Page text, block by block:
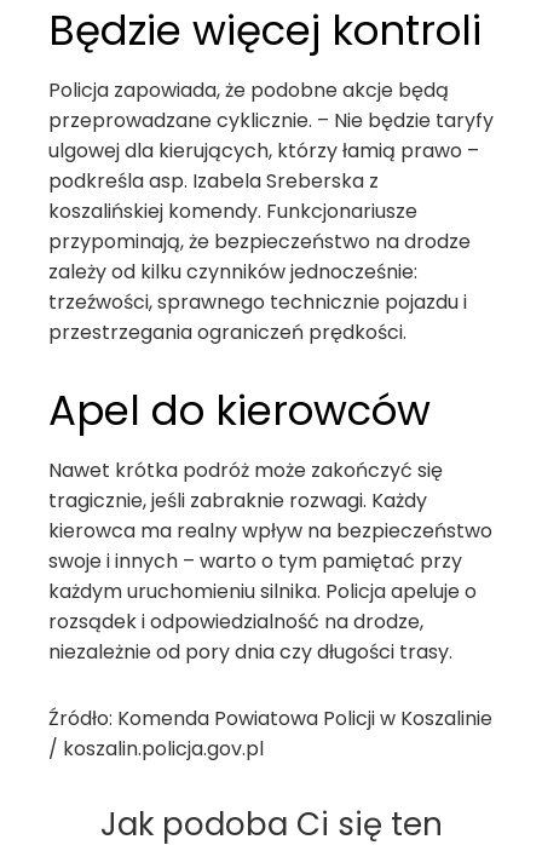
Będzie więcej kontroli
Policja zapowiada, że podobne akcje będą
przeprowadzane cyklicznie. – Nie będzie taryfy
ulgowej dla kierujących, którzy łamią prawo –
podkreśla asp. Izabela Sreberska z
koszalińskiej komendy. Funkcjonariusze
przypominają, że bezpieczeństwo na drodze
zależy od kilku czynników jednocześnie:
trzeźwości, sprawnego technicznie pojazdu i
przestrzegania ograniczeń prędkości.
Apel do kierowców
Nawet krótka podróż może zakończyć się
tragicznie, jeśli zabraknie rozwagi. Każdy
kierowca ma realny wpływ na bezpieczeństwo
swoje i innych – warto o tym pamiętać przy
każdym uruchomieniu silnika. Policja apeluje o
rozsądek i odpowiedzialność na drodze,
niezależnie od pory dnia czy długości trasy.
Źródło: Komenda Powiatowa Policji w Koszalinie
/ koszalin.policja.gov.pl
Jak podoba Ci się ten